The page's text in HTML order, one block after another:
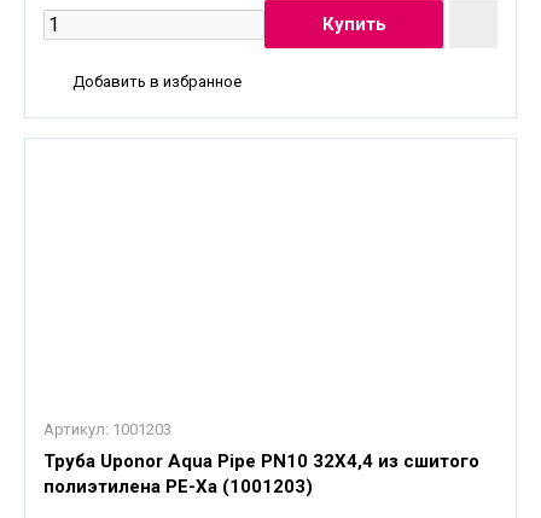
Добавить в избранное
Артикул: 1001203
Труба Uponor Aqua Pipe PN10 32X4,4 из сшитого
полиэтилена PE-Xa (1001203)